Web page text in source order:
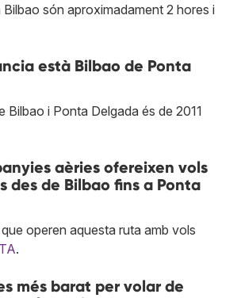
són aproximadament 2 hores i
està Bilbao de Ponta
Bilbao i Ponta Delgada és de 2011
aèries ofereixen vols
des de Bilbao fins a Ponta
operen aquesta ruta amb vols
.
més barat per volar de